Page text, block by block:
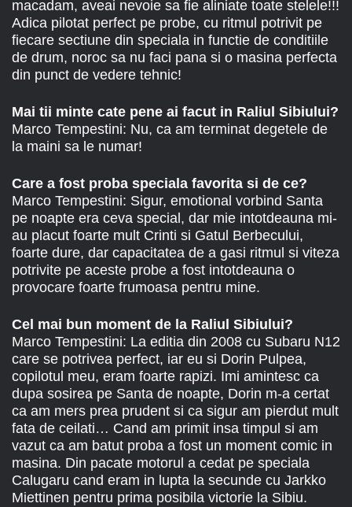
macadam, aveai nevoie sa fie aliniate toate stelele!!!
Adica pilotat perfect pe probe, cu ritmul potrivit pe
fiecare sectiune din speciala in functie de conditiile
de drum, noroc sa nu faci pana si o masina perfecta
din punct de vedere tehnic!
Mai tii minte cate pene ai facut in Raliul Sibiului?
Marco Tempestini: Nu, ca am terminat degetele de
la maini sa le numar!
Care a fost proba speciala favorita si de ce?
Marco Tempestini: Sigur, emotional vorbind Santa
pe noapte era ceva special, dar mie intotdeauna mi-
au placut foarte mult Crinti si Gatul Berbecului,
foarte dure, dar capacitatea de a gasi ritmul si viteza
potrivite pe aceste probe a fost intotdeauna o
provocare foarte frumoasa pentru mine.
Cel mai bun moment de la Raliul Sibiului?
Marco Tempestini: La editia din 2008 cu Subaru N12
care se potrivea perfect, iar eu si Dorin Pulpea,
copilotul meu, eram foarte rapizi. Imi amintesc ca
dupa sosirea pe Santa de noapte, Dorin m-a certat
ca am mers prea prudent si ca sigur am pierdut mult
fata de ceilati… Cand am primit insa timpul si am
vazut ca am batut proba a fost un moment comic in
masina. Din pacate motorul a cedat pe speciala
Calugaru cand eram in lupta la secunde cu Jarkko
Miettinen pentru prima posibila victorie la Sibiu.